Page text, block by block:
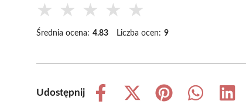
★ ★ ★ ★ ★
Średnia ocena: 4.83 Liczba ocen: 9
Udostępnij
Share
Share
Share
Share
Share